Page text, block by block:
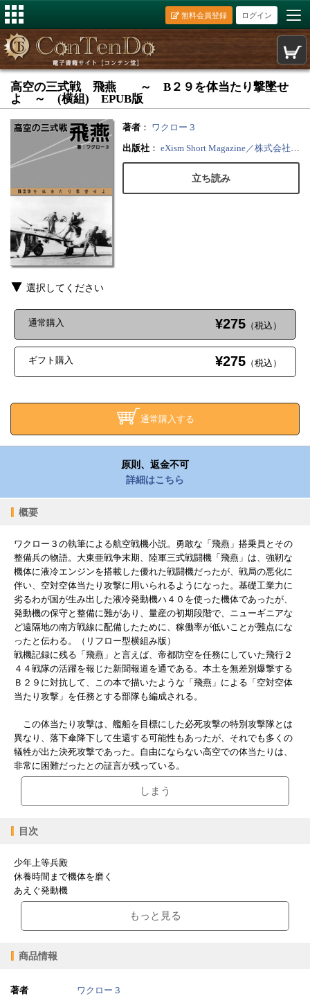
ログイン
無料会員登録
高空の三式戦 飛燕 ～ B２９を体当たり撃墜せ
よ ～ (横組) EPUB版
著者 ： ワクロー３
出版社 ： eXism Short Magazine／株式会社エクスイズム
立ち読み
選択してください
通常購入 ¥275 （税込）
ギフト購入 ¥275 （税込）
通常購入する
原則、返金不可
詳細はこちら
概要
ワクロー３の執筆による航空戦機小説。勇敢な「飛燕」搭乗員とその
整備兵の物語。大東亜戦争末期、陸軍三式戦闘機「飛燕」は、強靭な
機体に液冷エンジンを搭載した優れた戦闘機だったが、戦局の悪化に
伴い、空対空体当たり攻撃に用いられるようになった。基礎工業力に
劣るわが国が生み出した液冷発動機ハ４０を使った機体であったが、
発動機の保守と整備に難があり、量産の初期段階で、ニューギニアな
ど遠隔地の南方戦線に配備したために、稼働率が低いことが難点にな
ったと伝わる。（リフロー型横組み版）
戦機記録に残る「飛燕」と言えば、帝都防空を任務にしていた飛行２
４４戦隊の活躍を報じた新聞報道を通である。本土を無差別爆撃する
Ｂ２９に対抗して、この本で描いたような「飛燕」による「空対空体
当たり攻撃」を任務とする部隊も編成される。
この体当たり攻撃は、艦船を目標にした必死攻撃の特別攻撃隊とは
異なり、落下傘降下して生還する可能性もあったが、それでも多くの
犠牲が出た決死攻撃であった。自由にならない高空での体当たりは、
非常に困難だったとの証言が残っている。
しまう
目次
少年上等兵殿
休養時間まで機体を磨く
あえぐ発動機
高度一万メートルの世界
攻撃は空振りに終わった
すぐそこに敵機いたのに
地上の見物人どもの方言
もっと見る
商品情報
著者
ワクロー３